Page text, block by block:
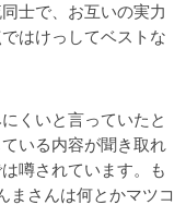
士で、お互いの実力
はけっしてベストな
くいと言っていたと
いる内容が聞き取れ
噂されています。も
まさんは何とかマツコ